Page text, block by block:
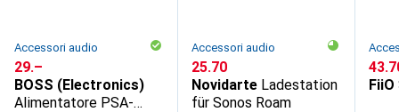
Accessori audio
CHF
29.–
BOSS (Electronics)
Alimentatore PSA-
Accessori audio
CHF
25.70
Novidarte Ladestation
für Sonos Roam
CHF
FiiO